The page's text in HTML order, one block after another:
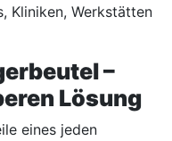
Kliniken, Werkstätten
–
Lösung
eines jeden